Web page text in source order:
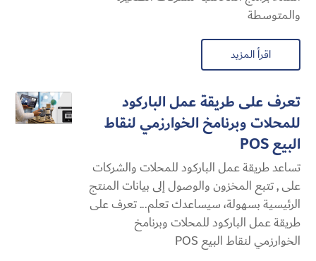
والمتوسطة
اقرأ المزيد
تعرف على طريقة عمل الباركود
للمحلات وبرنامخ الخوارزمي لنقاط
البيع POS
تساعد طريقة عمل الباركود للمحلات والشركات
على , تتبع المخزون والوصول إلى بيانات المنتج
الرئيسية بسهولة، سيساعدك تعلم... تعرف على
طريقة عمل الباركود للمحلات وبرنامخ
الخوارزمي لنقاط البيع POS